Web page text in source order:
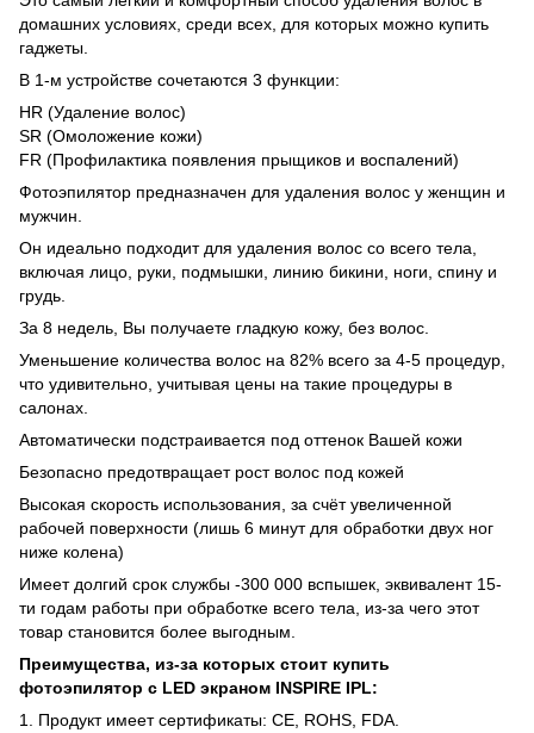
домашних условиях, среди всех, для которых можно купить
гаджеты.
В 1-м устройстве сочетаются 3 функции:
HR (Удаление волос)
SR (Омоложение кожи)
FR (Профилактика появления прыщиков и воспалений)
Фотоэпилятор предназначен для удаления волос у женщин и
мужчин.
Он идеально подходит для удаления волос со всего тела,
включая лицо, руки, подмышки, линию бикини, ноги, спину и
грудь.
За 8 недель, Вы получаете гладкую кожу, без волос.
Уменьшение количества волос на 82% всего за 4-5 процедур,
что удивительно, учитывая цены на такие процедуры в
салонах.
Автоматически подстраивается под оттенок Вашей кожи
Безопасно предотвращает рост волос под кожей
Высокая скорость использования, за счёт увеличенной
рабочей поверхности (лишь 6 минут для обработки двух ног
ниже колена)
Имеет долгий срок службы -300 000 вспышек, эквивалент 15-
ти годам работы при обработке всего тела, из-за чего этот
товар становится более выгодным.
Преимущества, из-за которых стоит купить
фотоэпилятор с LED экраном INSPIRE IPL:
1. Продукт имеет сертификаты: CE, ROHS, FDA.